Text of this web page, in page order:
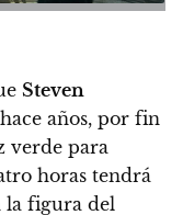
Steven
años, por fin
verde para
horas tendrá
la figura del